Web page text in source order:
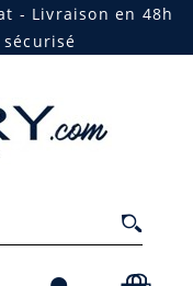
- Livraison en 48h